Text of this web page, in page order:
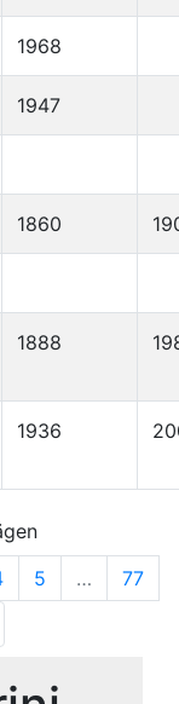
1968
1947
1860
1888
1936
5 …
77